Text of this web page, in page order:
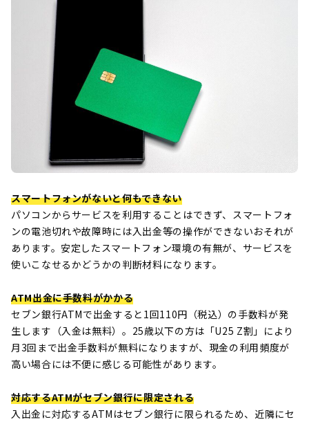
スマートフォンがないと何もできない
パソコンからサービスを利用することはできず、スマートフォ
ンの電池切れや故障時には入出金等の操作ができないおそれが
あります。安定したスマートフォン環境の有無が、サービスを
使いこなせるかどうかの判断材料になります。
ATM出金に手数料がかかる
セブン銀行ATMで出金すると1回110円（税込）の手数料が発
生します（入金は無料）。25歳以下の方は「U25 Z割」により
月3回まで出金手数料が無料になりますが、現金の利用頻度が
高い場合には不便に感じる可能性があります。
対応するATMがセブン銀行に限定される
入出金に対応するATMはセブン銀行に限られるため、近隣にセ